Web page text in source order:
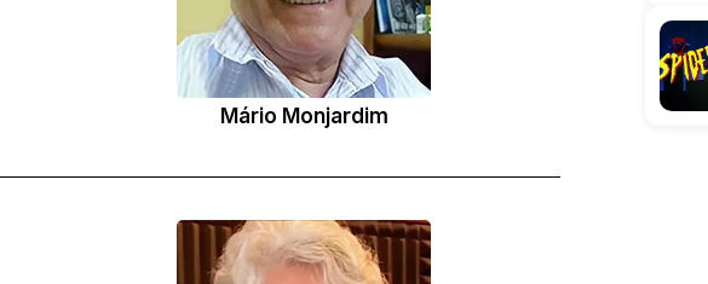
Mário Monjardim